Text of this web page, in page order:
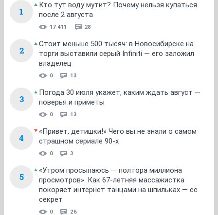
1
Кто тут воду мутит? Почему нельзя купаться
после 2 августа
17 411 28
2
Стоит меньше 500 тысяч: в Новосибирске на
торги выставили серый Infiniti — его заложил
владелец
0 13
3
Погода 30 июля укажет, каким ждать август —
поверья и приметы
0 13
4
«Привет, детишки!» Чего вы не знали о самом
страшном сериале 90-х
0 3
5
«Утром просыпаюсь — полтора миллиона
просмотров». Как 67-летняя массажистка
покоряет интернет танцами на шпильках — ее
секрет
0 26